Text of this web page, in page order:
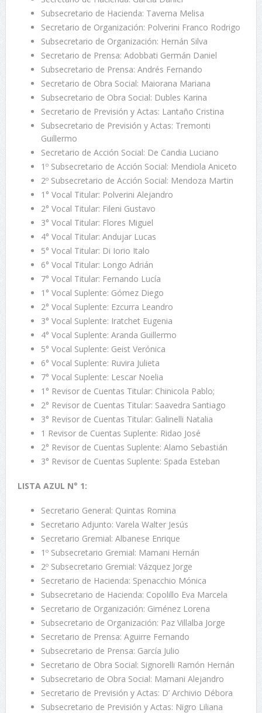
Subsecretario de Hacienda: Taverna Melisa
Secretario de Organización: Polverini Franco Rodrigo
Subsecretario de Organización: Hernán Silva
Secretario de Prensa: Adobbati Germán Daniel
Subsecretario de Prensa: Andrés Fernando
Secretario de Obra Social: Maiorana Mariana
Subsecretario de Obra Social: Dubles Karina
Secretario de Previsión y Actas: Lantaño Cristina
Subsecretario de Previsión y Actas: Tremonti
Guillermo
Secretario de Acción Social: De Candia Luciano
1º Subsecretario de Acción Social: Mendiola Aniceto
2º Subsecretario de Acción Social: Mendoza Martin
1° Vocal Titular: Polverini Alejandro
2° Vocal Titular: Fileni Gustavo
3° Vocal Titular: Flores Miguel
4° Vocal Titular: Andujar Lucas
5° Vocal Titular: Di Iorio Italo
6° Vocal Titular: Longo Adrián
7° Vocal Titular: Fernando Lucía
1° Vocal Suplente: Gómez Diego
2° Vocal Suplente: Ezcurra Leandro
3° Vocal Suplente: Iratchet Eugenia
4° Vocal Suplente: Aranda Guillermo
5° Vocal Suplente: Geist Verónica
6° Vocal Suplente: Ruvira Julieta
7° Vocal Suplente: Lescar Noelia
1° Revisor de Cuentas Titular: Chinicola Pablo;
2° Revisor de Cuentas Titular: Saavedra Santiago
3° Revisor de Cuentas Titular: Galinelli Natalia
1 Revisor de Cuentas Suplente: Ridao José
2° Revisor de Cuentas Suplente: Alamo Sebastián
3° Revisor de Cuentas Suplente: Spada Esteban
LISTA AZUL N° 1:
Secretario General: Quintas Romina
Secretario Adjunto: Varela Walter Jesús
Secretario Gremial: Albanese Enrique
1º Subsecretario Gremial: Mamani Hernán
2º Subsecretario Gremial: Vázquez Jorge
Secretario de Hacienda: Spenacchio Mónica
Subsecretario de Hacienda: Copolillo Eva Marcela
Secretario de Organización: Giménez Lorena
Subsecretario de Organización: Paz Villalba Jorge
Secretario de Prensa: Aguirre Fernando
Subsecretario de Prensa: García Julio
Secretario de Obra Social: Signorelli Ramón Hernán
Subsecretario de Obra Social: Mamani Alejandro
Secretario de Previsión y Actas: D’ Archivio Débora
Subsecretario de Previsión y Actas: Nigro Liliana